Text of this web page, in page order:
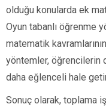
olduğu konularda ek
Oyun tabanlı öğrenme
matematik
yöntemler, öğrencilerin
daha eğlenceli hale
Sonuç olarak, toplama